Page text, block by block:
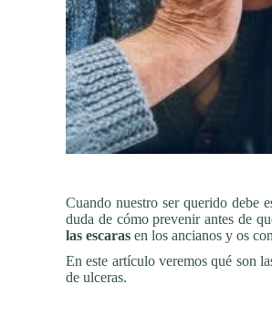
Cuando nuestro ser querido debe
duda de cómo prevenir antes de
las escaras en los ancianos y os
En este artículo veremos qué son
de ulceras.